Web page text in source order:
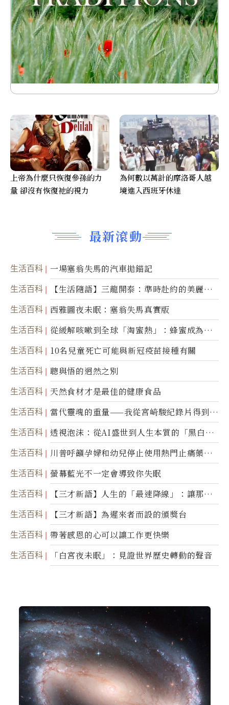
最新滾動
生活百科 一場塞翁失馬的汽車拋錨記
生活百科
【生活隨語】三龍開泰：準時赴約的美麗震
撼
生活百科 西雅圖夜未眠：塞翁失馬真實版
生活百科
從緩解咳嗽到全球「淘蜜熱」：蜂蜜成為健
康產業前沿商品
生活百科 10名兒童死亡可能與新冠疫苗接種有關
生活百科 聰與悟的迥然之別
生活百科 天然食材才是最佳的健康食品
生活百科
當代靈魂的重量——我從宮崎駿紀錄片得到的
省思
生活百科
透視泡沫：從AI盛世到人生本質的「黑白一
瞬」
生活百科
川普呼籲孕婦和幼兒停止使用熱門止痛藥泰
諾
生活百科 螢幕藍光不一定會導致你失眠
生活百科
【三才新語】人生的「最速降線」：讓那道
光，帶你滑向自己
生活百科 【三才新語】為遲來者而設的頒獎台
生活百科 帶著感恩的心可以讓工作更快樂
生活百科 「白宮夜未眠」：見證世界歷史轉動的聲音
上帝為什麼只恢復參孫的力
量 卻沒有恢復祂的視力
為何數以萬計的摩洛哥人越
境進入西班牙休達